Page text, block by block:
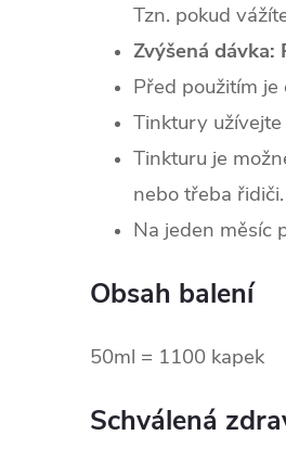
Tzn. pokud
Zvýšená dávka:
Před použitím
Tinktury
Tinkturu je
nebo třeba řidiči.
Na jeden měsíc
Obsah balení
50ml = 1100 kapek
Schválená